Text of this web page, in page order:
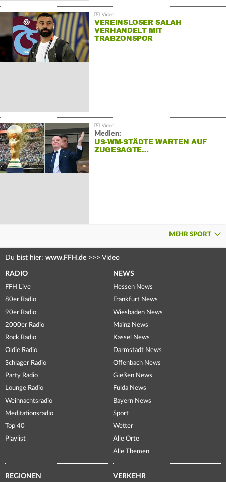
VEREINSLOSER SALAH
VERHANDELT MIT
TRABZONSPOR
Medien:
US-WM-STÄDTE WARTEN AUF
ZUGESAGTE…
MEHR SPORT
Du bist hier: www.FFH.de >>> Video
RADIO
FFH Live
80er Radio
90er Radio
2000er Radio
Rock Radio
Oldie Radio
Schlager Radio
Party Radio
Lounge Radio
Weihnachtsradio
Meditationsradio
Top 40
Playlist
NEWS
Hessen News
Frankfurt News
Wiesbaden News
Mainz News
Kassel News
Darmstadt News
Offenbach News
Gießen News
Fulda News
Bayern News
Sport
Wetter
Alle Orte
Alle Themen
REGIONEN VERKEHR